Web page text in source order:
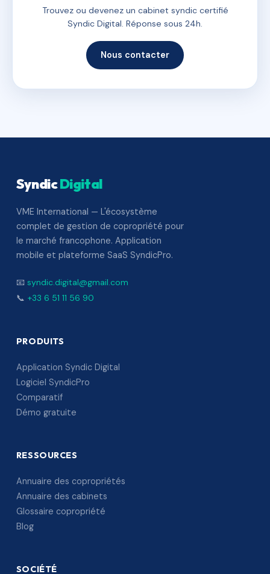
Trouvez ou devenez un cabinet syndic certifié
Syndic Digital. Réponse sous 24h.
Nous contacter
SyndicDigital
VME International — L'écosystème
complet de gestion de copropriété pour
le marché francophone. Application
mobile et plateforme SaaS SyndicPro.
📧 syndic.digital@gmail.com
📞 +33 6 51 11 56 90
PRODUITS
Application Syndic Digital
Logiciel SyndicPro
Comparatif
Démo gratuite
RESSOURCES
Annuaire des copropriétés
Annuaire des cabinets
Glossaire copropriété
Blog
SOCIÉTÉ